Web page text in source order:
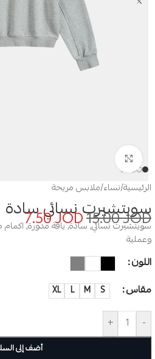
الرئيسية/نساء/ملابس مريحة
سويتشيرت نسائي سادة
15.00JOD
7.50JOD
سويتشيرت نسائي, سادة, ياقة مدورة,
وعملية
اللون
مقاس
S
M
L
XL
-
+
أضف إلى